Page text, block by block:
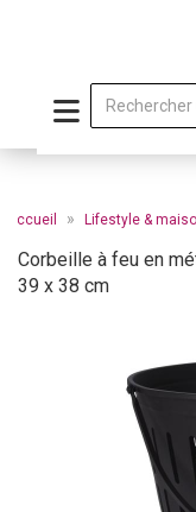
» Lifestyle &
Corbeille à feu en
39 x 38 cm